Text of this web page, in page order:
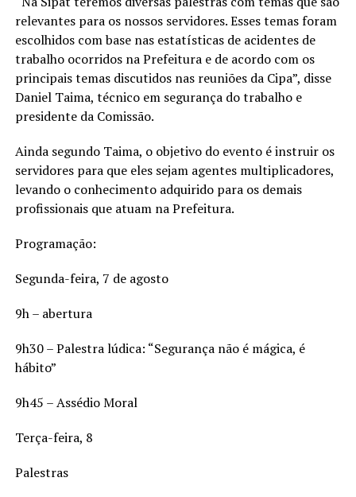
relevantes para os nossos servidores. Esses temas foram
escolhidos com base nas estatísticas de acidentes de
trabalho ocorridos na Prefeitura e de acordo com os
principais temas discutidos nas reuniões da Cipa”, disse
Daniel Taima, técnico em segurança do trabalho e
presidente da Comissão.
Ainda segundo Taima, o objetivo do evento é instruir os
servidores para que eles sejam agentes multiplicadores,
levando o conhecimento adquirido para os demais
profissionais que atuam na Prefeitura.
Programação:
Segunda-feira, 7 de agosto
9h – abertura
9h30 – Palestra lúdica: “Segurança não é mágica, é
hábito”
9h45 – Assédio Moral
Terça-feira, 8
Palestras